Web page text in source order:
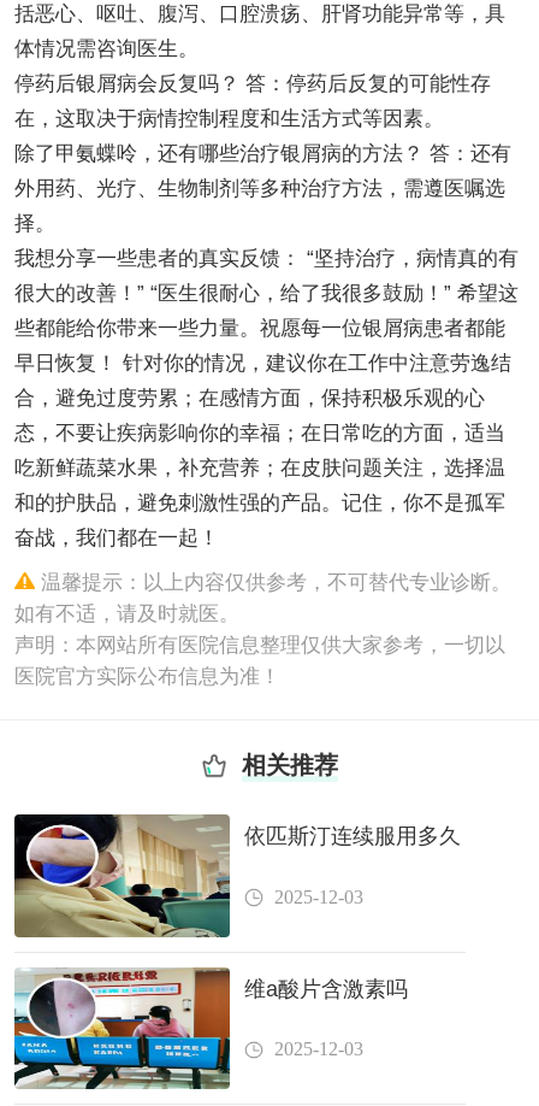
括恶心、呕吐、腹泻、口腔溃疡、肝肾功能异常等，具
体情况需咨询医生。
停药后银屑病会反复吗？ 答：停药后反复的可能性存
在，这取决于病情控制程度和生活方式等因素。
除了甲氨蝶呤，还有哪些治疗银屑病的方法？ 答：还有
外用药、光疗、生物制剂等多种治疗方法，需遵医嘱选
择。
我想分享一些患者的真实反馈： “坚持治疗，病情真的有
很大的改善！” “医生很耐心，给了我很多鼓励！” 希望这
些都能给你带来一些力量。祝愿每一位银屑病患者都能
早日恢复！ 针对你的情况，建议你在工作中注意劳逸结
合，避免过度劳累；在感情方面，保持积极乐观的心
态，不要让疾病影响你的幸福；在日常吃的方面，适当
吃新鲜蔬菜水果，补充营养；在皮肤问题关注，选择温
和的护肤品，避免刺激性强的产品。记住，你不是孤军
奋战，我们都在一起！
温馨提示：以上内容仅供参考，不可替代专业诊断。
如有不适，请及时就医。
声明：本网站所有医院信息整理仅供大家参考，一切以
医院官方实际公布信息为准！
相关推荐
依匹斯汀连续服用多久
2025-12-03
维a酸片含激素吗
2025-12-03